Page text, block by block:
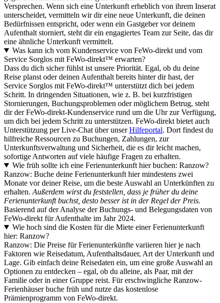
Versprechen. Wenn sich eine Unterkunft erheblich von ihrem Inserat
unterscheidet, vermitteln wir dir eine neue Unterkunft, die deinen
Bedürfnissen entspricht, oder wenn ein Gastgeber vor deinem
Aufenthalt storniert, steht dir ein engagiertes Team zur Seite, das dir
eine ähnliche Unterkunft vermittelt.
Was kann ich vom Kundenservice von FeWo-direkt und vom
Service Sorglos mit FeWo-direkt™ erwarten?
Dass du dich sicher fühlst ist unsere Priorität. Egal, ob du deine
Reise planst oder deinen Aufenthalt bereits hinter dir hast, der
Service Sorglos mit FeWo-direkt™ unterstützt dich bei jedem
Schritt. In dringenden Situationen, wie z. B. bei kurzfristigen
Stornierungen, Buchungsproblemen oder möglichem Betrug, steht
dir der FeWo-direkt-Kundenservice rund um die Uhr zur Verfügung,
um dich bei jedem Schritt zu unterstützen. FeWo-direkt bietet auch
Unterstützung per Live-Chat über unserHilfeportal. Dort findest du
hilfreiche Ressourcen zu Buchungen, Zahlungen, zur
Unterkunftsverwaltung und Sicherheit, die es dir leicht machen,
sofortige Antworten auf viele häufige Fragen zu erhalten.
Wie früh sollte ich eine Ferienunterkunft hier buchen: Ranzow?
Ranzow: Buche deine Ferienunterkunft hier mindestens zwei
Monate vor deiner Reise, um die beste Auswahl an Unterkünften zu
erhalten. Außerdem wirst du feststellen, dass je früher du deine
Ferienunterkunft buchst, desto besser ist in der Regel der Preis.
Basierend auf der Analyse der Buchungs- und Belegungsdaten von
FeWo-direkt für Aufenthalte im Jahr 2024.
Wie hoch sind die Kosten für die Miete einer Ferienunterkunft
hier: Ranzow?
Ranzow: Die Preise für Ferienunterkünfte variieren hier je nach
Faktoren wie Reisedatum, Aufenthaltsdauer, Art der Unterkunft und
Lage. Gib einfach deine Reisedaten ein, um eine große Auswahl an
Optionen zu entdecken – egal, ob du alleine, als Paar, mit der
Familie oder in einer Gruppe reist. Für erschwingliche Ranzow-
Ferienhäuser buche früh und nutze das kostenlose
Prämienprogramm von FeWo-direkt.